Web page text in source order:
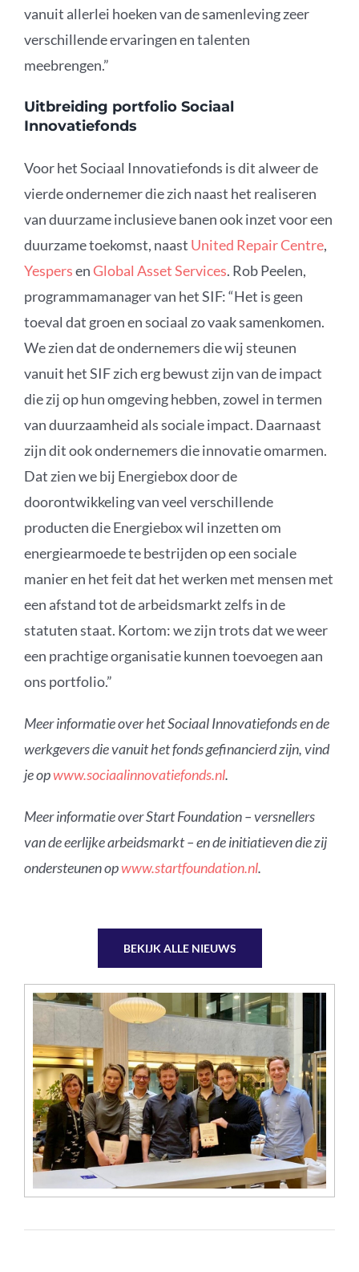
vanuit allerlei hoeken van de samenleving zeer
verschillende ervaringen en talenten
meebrengen.”
Uitbreiding portfolio Sociaal
Innovatiefonds
Voor het Sociaal Innovatiefonds is dit alweer de
vierde ondernemer die zich naast het realiseren
van duurzame inclusieve banen ook inzet voor een
duurzame toekomst, naast United Repair Centre,
YespersenGlobal Asset Services. Rob Peelen,
programmamanager van het SIF: “Het is geen
toeval dat groen en sociaal zo vaak samenkomen.
We zien dat de ondernemers die wij steunen
vanuit het SIF zich erg bewust zijn van de impact
die zij op hun omgeving hebben, zowel in termen
van duurzaamheid als sociale impact. Daarnaast
zijn dit ook ondernemers die innovatie omarmen.
Dat zien we bij Energiebox door de
doorontwikkeling van veel verschillende
producten die Energiebox wil inzetten om
energiearmoede te bestrijden op een sociale
manier en het feit dat het werken met mensen met
een afstand tot de arbeidsmarkt zelfs in de
statuten staat. Kortom: we zijn trots dat we weer
een prachtige organisatie kunnen toevoegen aan
ons portfolio.”
Meer informatie over het Sociaal Innovatiefonds en de
werkgevers die vanuit het fonds gefinancierd zijn, vind
je opwww.sociaalinnovatiefonds.nl.
Meer informatie over Start Foundation – versnellers
van de eerlijke arbeidsmarkt – en de initiatieven die zij
ondersteunen opwww.startfoundation.nl.
BEKIJK ALLE NIEUWS